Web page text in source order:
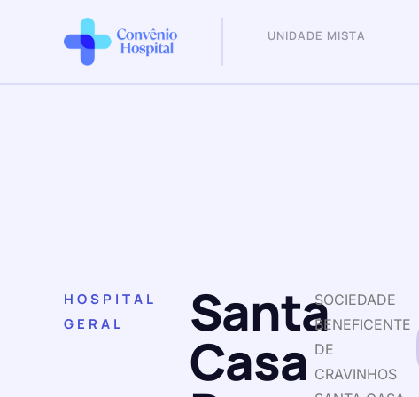
UNIDADE MISTA
HOSPITAL
GERAL
Santa
Casa
SOCIEDADE
BENEFICENTE
DE
CRAVINHOS